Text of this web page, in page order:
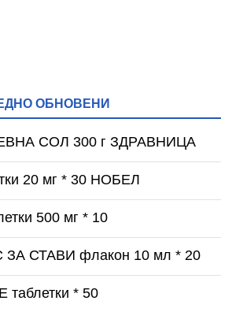
ОБНОВЕНИ
СОЛ 300 г ЗДРАВНИЦА
20 мг * 30 НОБЕЛ
500 мг * 10
СТАВИ флакон 10 мл * 20
* 50